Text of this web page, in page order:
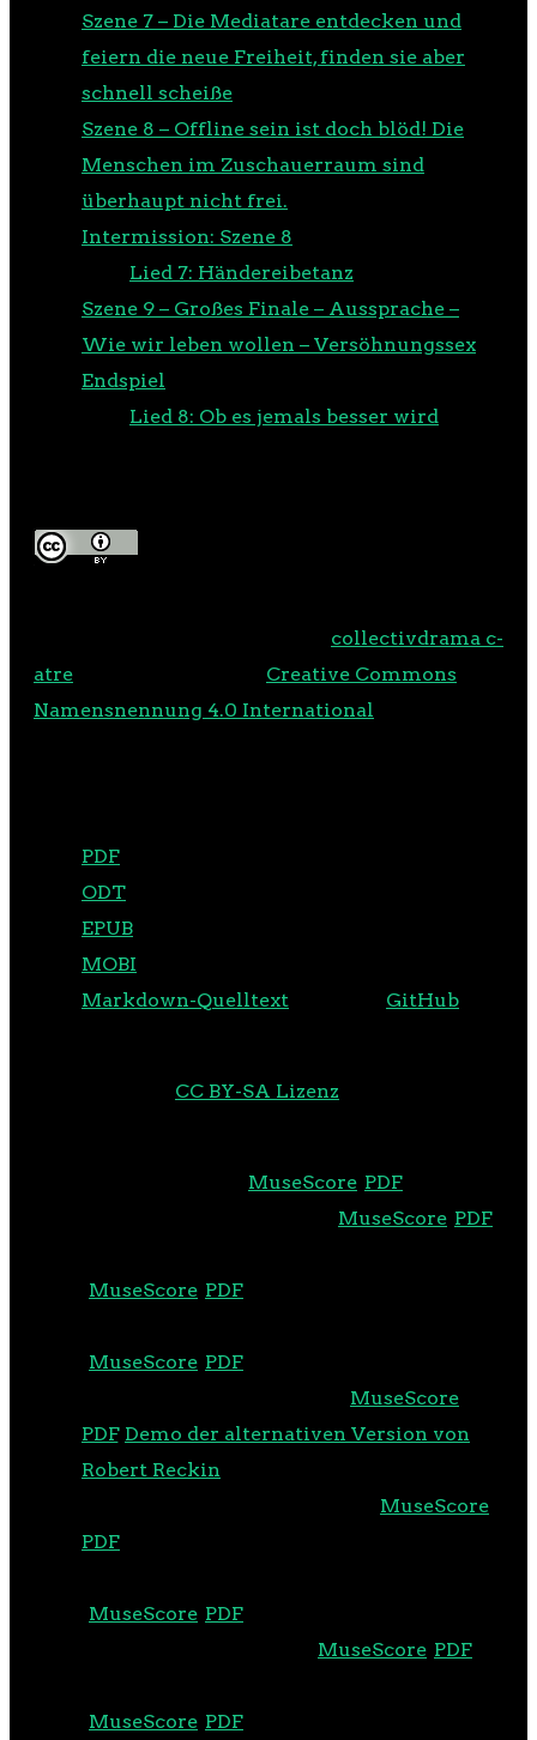
Szene 7 – Die Mediatare entdecken und
feiern die neue Freiheit, finden sie aber
schnell scheiße
Szene 8 – Offline sein ist doch blöd! Die
Menschen im Zuschauerraum sind
überhaupt nicht frei.
Intermission: Szene 8
Lied 7: Händereibetanz
Szene 9 – Großes Finale – Aussprache –
Wie wir leben wollen – Versöhnungssex
Endspiel
Lied 8: Ob es jemals besser wird
collectivdrama c-
atre
Creative Commons
Namensnennung 4.0 International
PDF
ODT
EPUB
MOBI
Markdown-Quelltext
GitHub
CC BY-SA Lizenz
MuseScore PDF
MuseScore PDF
MuseScore PDF
MuseScore PDF
MuseScore
PDF, Demo der alternativen Version von
Robert Reckin
MuseScore
PDF
MuseScore PDF
MuseScore PDF
MuseScore PDF